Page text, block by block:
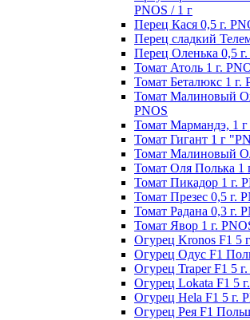
PNOS / 1 г
Перец Кася 0,5 г.
Перец сладкий
Перец Оленька 0,5
Томат Атоль 1 г.
Томат Беталюкс 1 г.
Томат Малиновый
PNOS
Томат Мармандэ, 1 г
Томат Гигант 1 г
Томат Малиновый
Томат Оля Полька 1
Томат Пикадор 1 г.
Томат Презес 0,5 г.
Toмaт Рaдaнa 0,3 г.
Томат Явор 1 г.
Огурец Kronos F1 5
Огурец Одус F1
Огурец Traper F1 5
Огурец Lokata F1 5
Огурец Hela F1 5 г.
Огурец Рея F1